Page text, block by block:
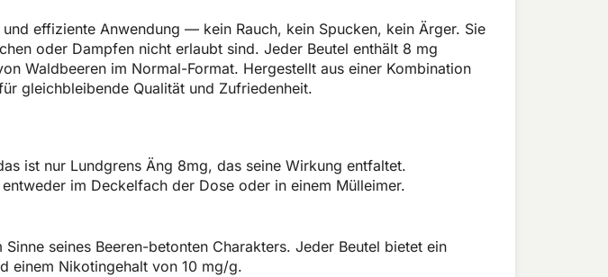
effiziente Anwendung — kein Rauch, kein Spucken, kein Ärger. Sie
oder Dampfen nicht erlaubt sind. Jeder Beutel enthält 8 mg
Waldbeeren im Normal-Format. Hergestellt aus einer Kombination
gleichbleibende Qualität und Zufriedenheit.
ist nur Lundgrens Äng 8mg, das seine Wirkung entfaltet.
im Deckelfach der Dose oder in einem Mülleimer.
seines Beeren-betonten Charakters. Jeder Beutel bietet ein
einem Nikotingehalt von 10 mg/g.